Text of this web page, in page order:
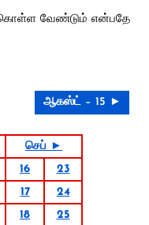
வேண்டும் என்பதே
ஆகஸ்ட் – 15 ►
செப் ►
16
23
17
24
18
25